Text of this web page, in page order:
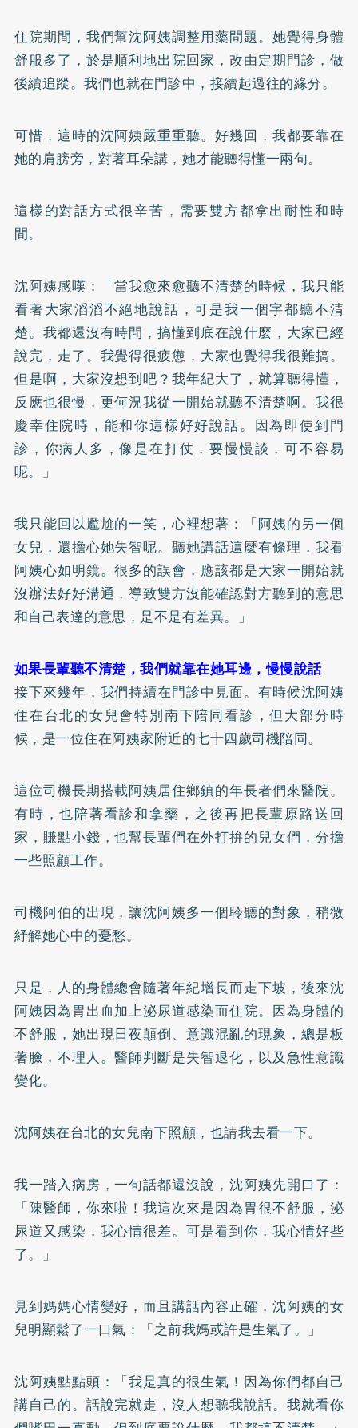
住院期間，我們幫沈阿姨調整用藥問題。她覺得身體
舒服多了，於是順利地出院回家，改由定期門診，做
後續追蹤。我們也就在門診中，接續起過往的緣分。
可惜，這時的沈阿姨嚴重重聽。好幾回，我都要靠在
她的肩膀旁，對著耳朵講，她才能聽得懂一兩句。
這樣的對話方式很辛苦，需要雙方都拿出耐性和時
間。
沈阿姨感嘆：「當我愈來愈聽不清楚的時候，我只能
看著大家滔滔不絕地說話，可是我一個字都聽不清
楚。我都還沒有時間，搞懂到底在說什麼，大家已經
說完，走了。我覺得很疲憊，大家也覺得我很難搞。
但是啊，大家沒想到吧？我年紀大了，就算聽得懂，
反應也很慢，更何況我從一開始就聽不清楚啊。我很
慶幸住院時，能和你這樣好好說話。因為即使到門
診，你病人多，像是在打仗，要慢慢談，可不容易
呢。」
我只能回以尷尬的一笑，心裡想著：「阿姨的另一個
女兒，還擔心她失智呢。聽她講話這麼有條理，我看
阿姨心如明鏡。很多的誤會，應該都是大家一開始就
沒辦法好好溝通，導致雙方沒能確認對方聽到的意思
和自己表達的意思，是不是有差異。」
如果長輩聽不清楚，我們就靠在她耳邊，慢慢說話
接下來幾年，我們持續在門診中見面。有時候沈阿姨
住在台北的女兒會特別南下陪同看診，但大部分時
候，是一位住在阿姨家附近的七十四歲司機陪同。
這位司機長期搭載阿姨居住鄉鎮的年長者們來醫院。
有時，也陪著看診和拿藥，之後再把長輩原路送回
家，賺點小錢，也幫長輩們在外打拚的兒女們，分擔
一些照顧工作。
司機阿伯的出現，讓沈阿姨多一個聆聽的對象，稍微
紓解她心中的憂愁。
只是，人的身體總會隨著年紀增長而走下坡，後來沈
阿姨因為胃出血加上泌尿道感染而住院。因為身體的
不舒服，她出現日夜顛倒、意識混亂的現象，總是板
著臉，不理人。醫師判斷是失智退化，以及急性意識
變化。
沈阿姨在台北的女兒南下照顧，也請我去看一下。
我一踏入病房，一句話都還沒說，沈阿姨先開口了：
「陳醫師，你來啦！我這次來是因為胃很不舒服，泌
尿道又感染，我心情很差。可是看到你，我心情好些
了。」
見到媽媽心情變好，而且講話內容正確，沈阿姨的女
兒明顯鬆了一口氣：「之前我媽或許是生氣了。」
沈阿姨點點頭：「我是真的很生氣！因為你們都自己
講自己的。話說完就走，沒人想聽我說話。我就看你